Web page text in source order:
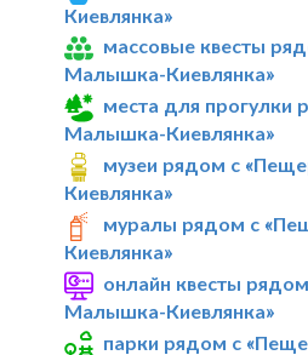
Киевлянка»
массовые квесты
Малышка-Киевлянка»
места для прогулки
Малышка-Киевлянка»
музеи рядом с
Киевлянка»
муралы рядом с
Киевлянка»
онлайн квесты
Малышка-Киевлянка»
парки рядом с